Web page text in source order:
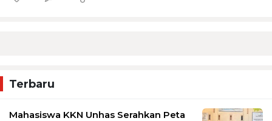
Terbaru
Mahasiswa KKN Unhas Serahkan Peta